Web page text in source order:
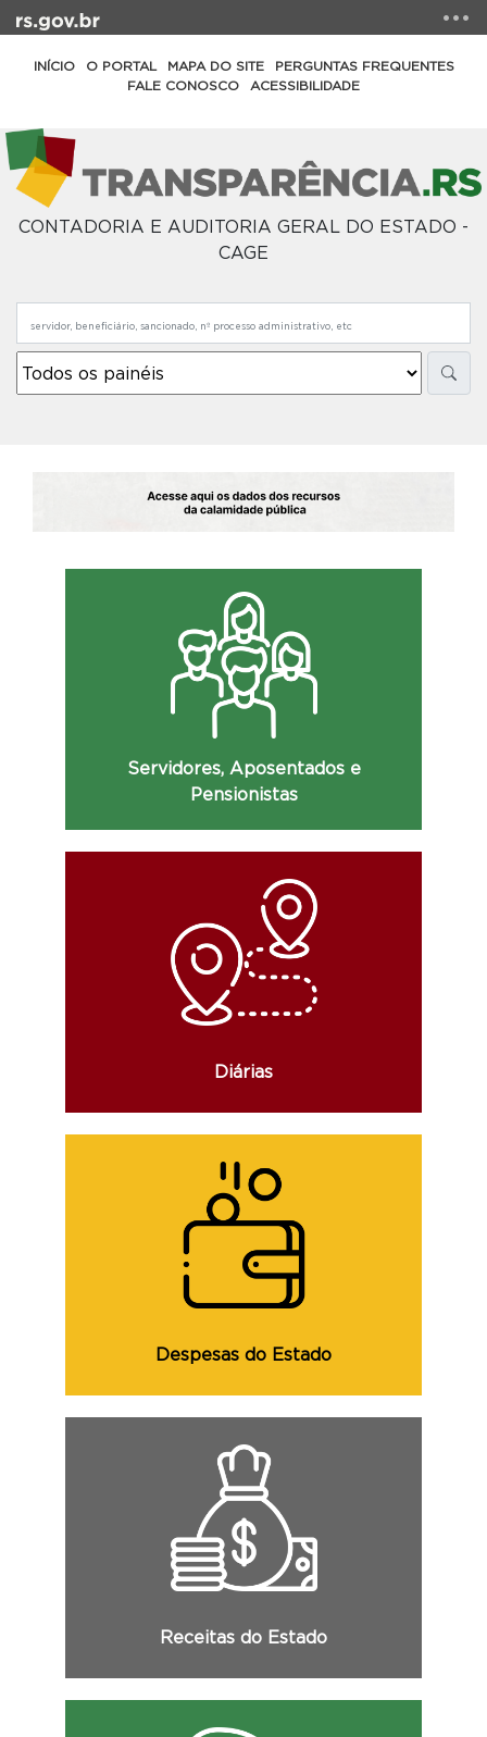
INÍCIO O PORTAL MAPA DO SITE
PERGUNTAS FREQUENTES
FALE CONOSCO
ACESSIBILIDADE
CONTADORIA E AUDITORIA GERAL DO ESTADO -
CAGE
Servidores, Aposentados e
Pensionistas
Consulte a relação nominal dos servidores,
remuneração, cargos, lotações, data de
ingresso e demais informações.
Diárias
Consulte as diárias dos servidores, com
detalhes do valor recebido, motivo do
afastamento, local de destino e demais
informações.
Despesas do Estado
detalhes da sua execução e identificação
Receitas do Estado
Consulte as receitas do Estado, com
detalhamento de sua categoria econômica,
origem, espécie, desdobramento e demais
informações.